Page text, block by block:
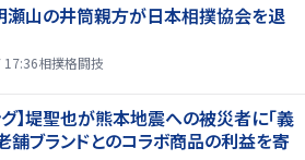
瀬山の井筒親方が日本相撲協会を退
相撲格闘技
グ】堤聖也が熊本地震への被災者に「義
舗ブランドとのコラボ商品の利益を寄